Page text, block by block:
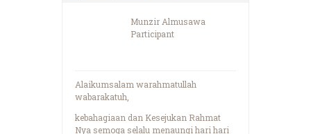
Munzir Almusawa
Participant
Alaikumsalam warahmatullah
wabarakatuh,
kebahagiaan dan Kesejukan Rahmat
Nya semoga selalu menaungi hari hari